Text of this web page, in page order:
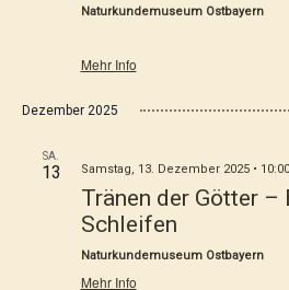
Naturkundemuseum Ostbayern
Mehr Info
Dezember 2025
SA.
13 Samstag, 13. Dezember 2025 • 10:00
Tränen der Götter –
Schleifen
Naturkundemuseum Ostbayern
Mehr Info